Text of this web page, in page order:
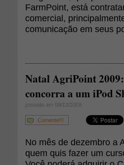
FarmPoint, está
comercial,
comunicação em seus
Natal AgriPoint
concorra a um iPod
postado em 09/12/2009
Comente!!!
No mês de dezembro a
quem quis fazer um